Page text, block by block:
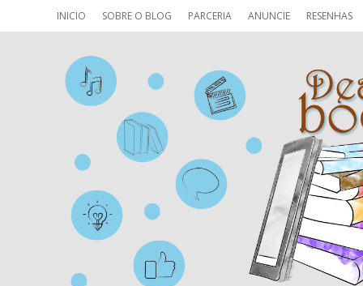
INICIO SOBRE O BLOG PARCERIA ANUNCIE RESENHAS